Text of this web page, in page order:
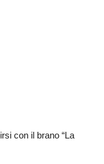
con il brano “La